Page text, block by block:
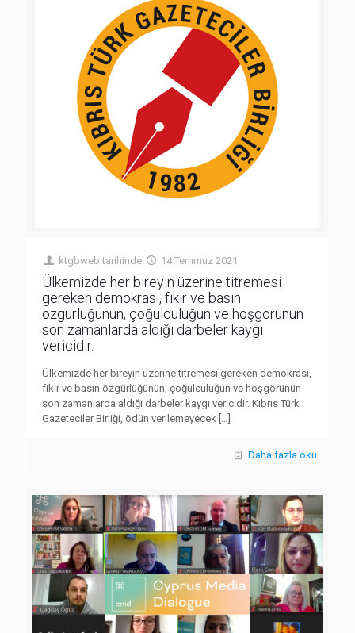
ktgbweb tarihinde 14 Temmuz 2021
Ülkemizde her bireyin üzerine titremesi
gereken demokrasi, fikir ve basın
özgürlüğünün, çoğulculuğun ve hoşgörünün
son zamanlarda aldığı darbeler kaygı
vericidir.
Ülkemizde her bireyin üzerine titremesi gereken demokrasi,
fikir ve basın özgürlüğünün, çoğulculuğun ve hoşgörünün
son zamanlarda aldığı darbeler kaygı vericidir. Kıbrıs Türk
Gazeteciler Birliği, ödün verilemeyecek […]
Daha fazla oku